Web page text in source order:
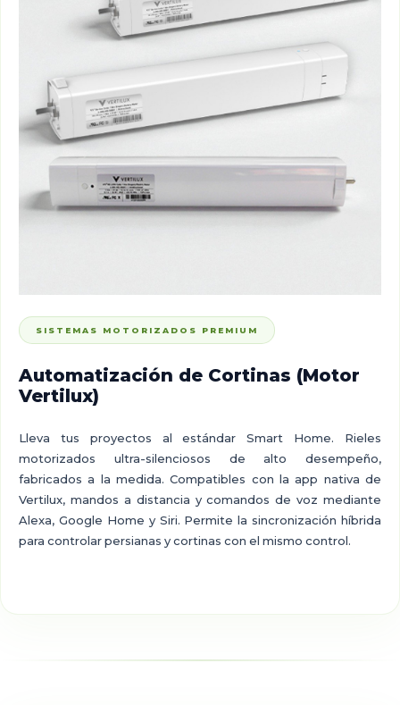
SISTEMAS MOTORIZADOS PREMIUM
Automatización de Cortinas (Motor
Vertilux)
Lleva tus proyectos al estándar Smart Home. Rieles
motorizados ultra-silenciosos de alto desempeño,
fabricados a la medida. Compatibles con la app nativa de
Vertilux, mandos a distancia y comandos de voz mediante
Alexa, Google Home y Siri. Permite la sincronización híbrida
para controlar persianas y cortinas con el mismo control.